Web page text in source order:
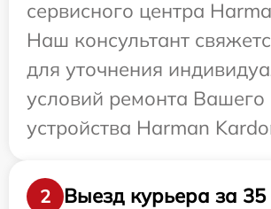
сервисного центра
Наш консультант
для уточнения
условий ремонта Вашего
устройства Harman
2
Выезд курьера за 35